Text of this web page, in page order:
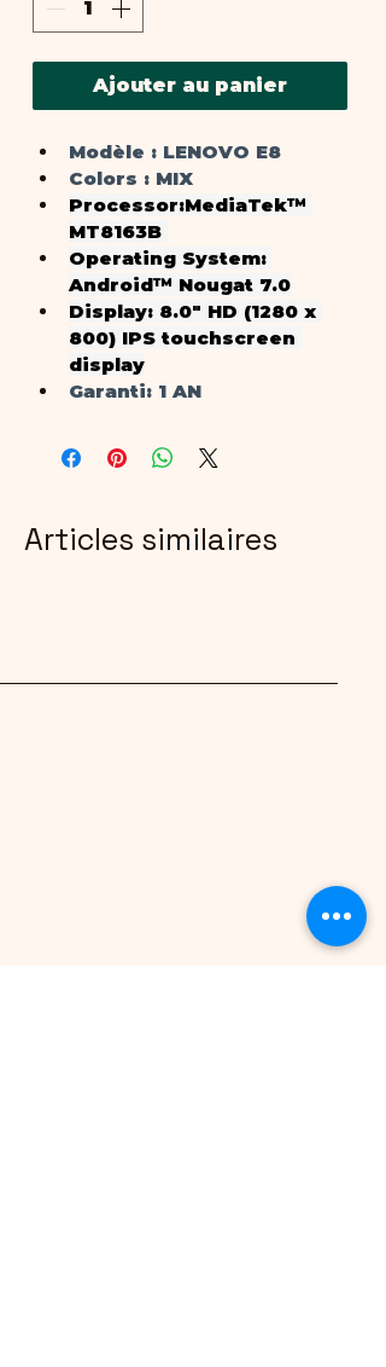
Ajouter au panier
Modèle : LENOVO E8
Colors : MIX
Processor:MediaTek™
MT8163B
Operating System:
Android™ Nougat 7.0
Display: 8.0" HD (1280 x
800) IPS touchscreen
display
Garanti: 1 AN
Articles similaires